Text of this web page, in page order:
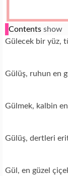
Contents show
Gülecek bir yüz,
Gülüş, ruhun en
Gülmek, kalbin en
Gülüş, dertleri
Gül, en güzel